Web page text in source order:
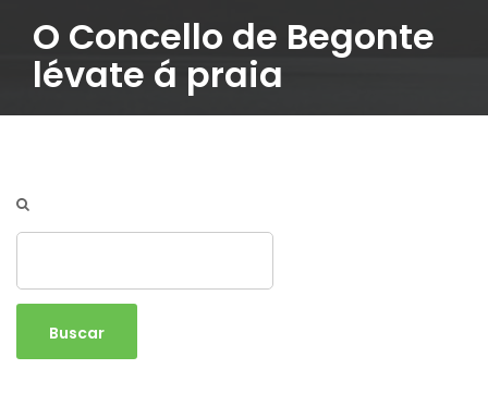
O Concello de Begonte
lévate á praia